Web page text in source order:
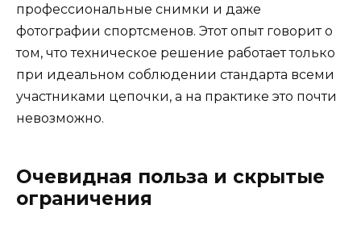
профессиональные снимки и даже
фотографии спортсменов. Этот опыт говорит о
том, что техническое решение работает только
при идеальном соблюдении стандарта всеми
участниками цепочки, а на практике это почти
невозможно.
Очевидная польза и скрытые
ограничения